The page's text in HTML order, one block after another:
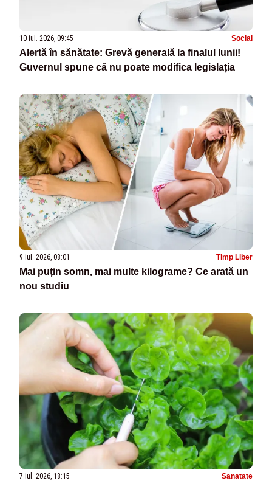
10 iul. 2026, 09:45 Social
Alertă în sănătate: Grevă generală la finalul lunii!
Guvernul spune că nu poate modifica legislația
9 iul. 2026, 08:01 Timp Liber
Mai puțin somn, mai multe kilograme? Ce arată un
nou studiu
7 iul. 2026, 18:15 Sanatate